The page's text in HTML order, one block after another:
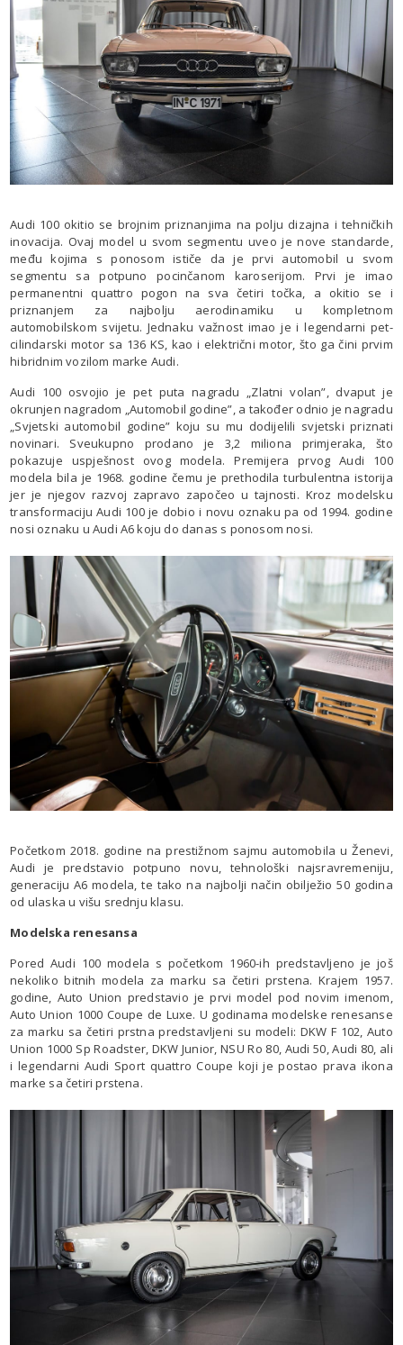
Audi 100 okitio se brojnim priznanjima na polju dizajna i tehničkih
inovacija. Ovaj model u svom segmentu uveo je nove standarde,
među kojima s ponosom ističe da je prvi automobil u svom
segmentu sa potpuno pocinčanom karoserijom. Prvi je imao
permanentni quattro pogon na sva četiri točka, a okitio se i
priznanjem za najbolju aerodinamiku u kompletnom
automobilskom svijetu. Jednaku važnost imao je i legendarni pet-
cilindarski motor sa 136 KS, kao i električni motor, što ga čini prvim
hibridnim vozilom marke Audi.
Audi 100 osvojio je pet puta nagradu „Zlatni volan”, dvaput je
okrunjen nagradom „Automobil godine”, a također odnio je nagradu
„Svjetski automobil godine” koju su mu dodijelili svjetski priznati
novinari. Sveukupno prodano je 3,2 miliona primjeraka, što
pokazuje uspješnost ovog modela. Premijera prvog Audi 100
modela bila je 1968. godine čemu je prethodila turbulentna istorija
jer je njegov razvoj zapravo započeo u tajnosti. Kroz modelsku
transformaciju Audi 100 je dobio i novu oznaku pa od 1994. godine
nosi oznaku u Audi A6 koju do danas s ponosom nosi.
Početkom 2018. godine na prestižnom sajmu automobila u Ženevi,
Audi je predstavio potpuno novu, tehnološki najsravremeniju,
generaciju A6 modela, te tako na najbolji način obilježio 50 godina
od ulaska u višu srednju klasu.
Modelska renesansa
Pored Audi 100 modela s početkom 1960-ih predstavljeno je još
nekoliko bitnih modela za marku sa četiri prstena. Krajem 1957.
godine, Auto Union predstavio je prvi model pod novim imenom,
Auto Union 1000 Coupe de Luxe. U godinama modelske renesanse
za marku sa četiri prstna predstavljeni su modeli: DKW F 102, Auto
Union 1000 Sp Roadster, DKW Junior, NSU Ro 80, Audi 50, Audi 80, ali
i legendarni Audi Sport quattro Coupe koji je postao prava ikona
marke sa četiri prstena.